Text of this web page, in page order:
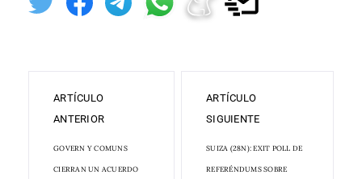
ARTÍCULO
ANTERIOR
GOVERN Y COMUNS
CIERRAN UN ACUERDO
ARTÍCULO
SIGUIENTE
SUIZA (28N): EXIT POLL DE
REFERÉNDUMS SOBRE